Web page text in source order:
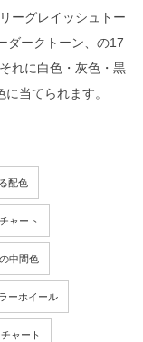
ーグレイッシュトー
ダークトーン、の17
れに白色・灰色・黒
当てられます。
配色
ャート
中間色
ーホイール
ャート